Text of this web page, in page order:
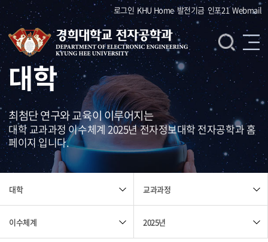
로그인 KHU Home 발전기금 인포21 Webmail
대학
최첨단 연구와 교육이 이루어지는
대학 교과과정 이수체계 2025년 전자정보대학 전자공학과 홈
페이지 입니다.
대학 교과과정
이수체계 2025년